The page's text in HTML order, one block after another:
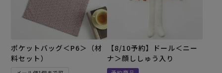
ポケットバッグ＜P6＞（材
料セット）
【8/10予約】ドール＜ニー
ナ＞顔ししゅう入り